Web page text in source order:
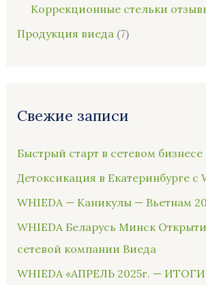
Коррекционные стельки
Продукция виеда (7)
Свежие записи
Быстрый старт в сетевом бизнесе
Детоксикация в Екатеринбурге с
WHIEDA — Каникулы — Вьетнам
WHIEDA Беларусь Минск
сетевой компании Виеда
WHIEDA «АПРЕЛЬ 2025г. —